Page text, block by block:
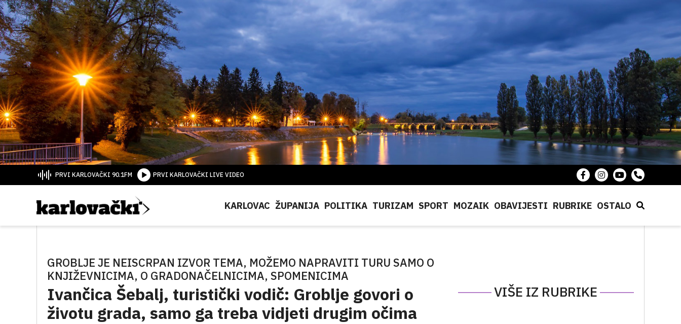
PRVI KARLOVAČKI 90.1FM PRVI KARLOVAČKI LIVE VIDEO
KARLOVAC ŽUPANIJA POLITIKA TURIZAM SPORT MOZAIK OBAVIJESTI RUBRIKE OSTALO
GROBLJE JE NEISCRPAN IZVOR TEMA, MOŽEMO NAPRAVITI TURU SAMO O
KNJIŽEVNICIMA, O GRADONAČELNICIMA, SPOMENICIMA
Ivančica Šebalj, turistički vodič: Groblje govori o
životu grada, samo ga treba vidjeti drugim očima
VIŠE IZ RUBRIKE